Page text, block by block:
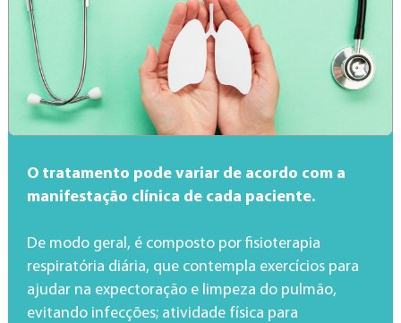
O tratamento pode variar de acordo com a
manifestação clínica de cada paciente.
De modo geral, é composto por fisioterapia
respiratória diária, que contempla exercícios para
ajudar na expectoração e limpeza do pulmão,
evitando infecções; atividade física para